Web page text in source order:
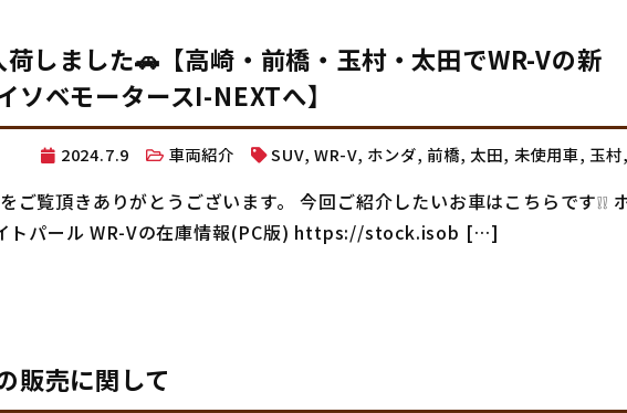
しました🚗【高崎・前橋・玉村・太田でWR-Vの新
ソベモータースI-NEXTへ】
2024.7.9 車両紹介 SUV,WR-V, ホンダ, 前橋, 太田, 未使用車,玉村,
覧頂きありがとうございます。 今回ご紹介したいお車はこちらです❕❕
パール WR-Vの在庫情報(PC版) https://stock.isob […]
販売に関して